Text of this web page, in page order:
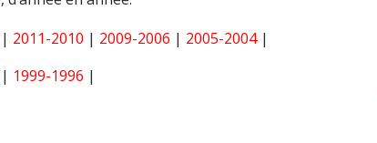
| 2011-2010 | 2009-2006 | 2005-2004|
| 1999-1996 |